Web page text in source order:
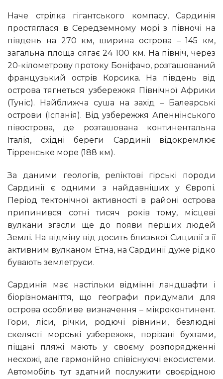
Наче стрілка гігантського компасу, Сардинія
простяглася в Середземному морі з півночі на
південь на 270 км, ширина острова – 145 км,
загальна площа сягає 24 100 км. На північ, через
20-кілометрову протоку Боніфачо, розташований
французький острів Корсика. На південь від
острова тягнеться узбережжя Північної Африки
(Туніс). Найближча суша на захід – Балеарські
острови (Іспанія). Від узбережжя Апеннінського
півострова, де розташована континентальна
Італія, східні береги Сардинії відокремлює
Тірренське море (188 км).
За даними геологів, реліктові гірські породи
Сардинії є одними з найдавніших у Європі.
Період тектонічної активності в районі острова
припинився сотні тисяч років тому, місцеві
вулкани згасли ще до появи перших людей
Землі. На відміну від досить близької Сицилії з її
активним вулканом Етна, на Сардинії дуже рідко
бувають землетруси.
Сардинія має настільки відмінні ландшафти і
біорізноманіття, що географи придумали для
острова особливе визначення – мікроконтинент.
Гори, ліси, річки, родючі рівнини, безлюдні
скелясті морські узбережжя, порізані бухтами,
піщані пляжі мають у своєму розпорядженні
несхожі, але гармонійно співіснуючі екосистеми.
Автомобіль тут здатний послужити своєрідною